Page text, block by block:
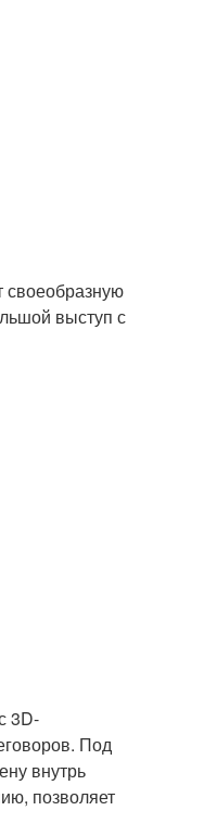
своеобразную
выступ с
3D-
Под
внутрь
позволяет